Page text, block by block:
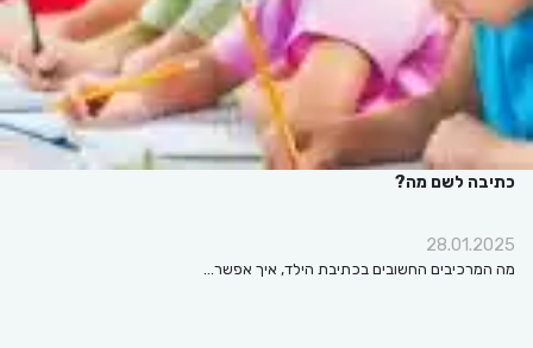
כתיבה לשם מה?
28.01.2025
מה המרכיבים החשובים בכתיבת הילד, איך אפשר…